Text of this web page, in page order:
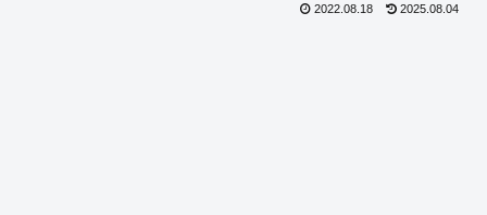
2022.08.18 2025.08.04